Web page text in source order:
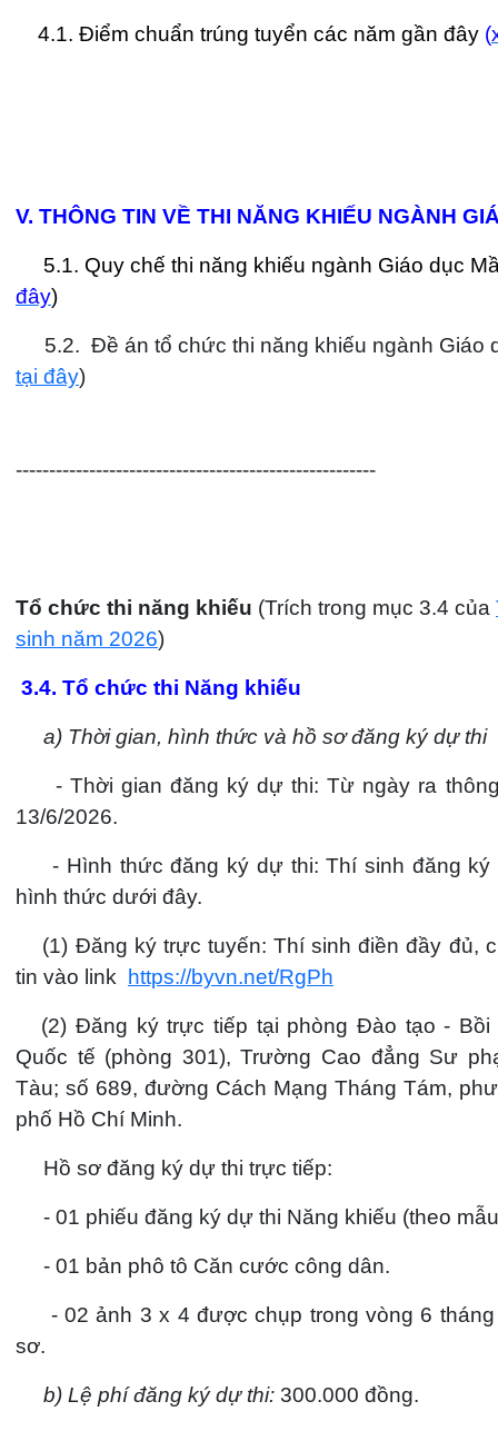
4.1. Điểm chuẩn trúng tuyển các năm gần đây (
V. THÔNG TIN VỀ THI NĂNG KHIẾU NGÀNH
5.1. Quy chế thi năng khiếu ngành Giáo dục
đây)
5.2. Đề án tổ chức thi năng khiếu ngành Giáo
tại đây)
------------------------------------------------------
Tổ chức thi năng khiếu (Trích trong mục 3.4 của
sinh năm 2026)
3.4. Tổ chức thi Năng khiếu
a) Thời gian, hình thức và hồ sơ đăng ký dự thi
- Thời gian đăng ký dự thi: Từ ngày ra
13/6/2026.
- Hình thức đăng ký dự thi: Thí sinh đăng ký
hình thức dưới đây.
(1) Đăng ký trực tuyến: Thí sinh điền đầy đủ,
tin vào link
https://byvn.net/RgPh
(2) Đăng ký trực tiếp tại phòng Đào tạo - Bồi
Quốc tế (phòng 301), Trường Cao đẳng Sư
Tàu; số 689, đường Cách Mạng Tháng Tám,
phố Hồ Chí Minh.
Hồ sơ đăng ký dự thi trực tiếp:
- 01 phiếu đăng ký dự thi Năng khiếu (theo
- 01 bản phô tô Căn cước công dân.
- 02 ảnh 3 x 4 được chụp trong vòng 6
sơ.
b) Lệ phí đăng ký dự thi: 300.000 đồng.